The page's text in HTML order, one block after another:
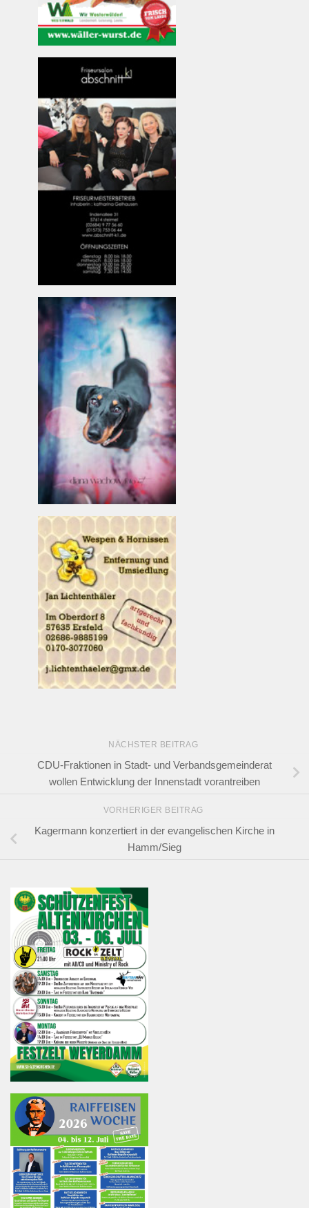
NÄCHSTER BEITRAG
CDU-Fraktionen in Stadt- und Verbandsgemeinderat
wollen Entwicklung der Innenstadt vorantreiben
VORHERIGER BEITRAG
Kagermann konzertiert in der evangelischen Kirche in
Hamm/Sieg